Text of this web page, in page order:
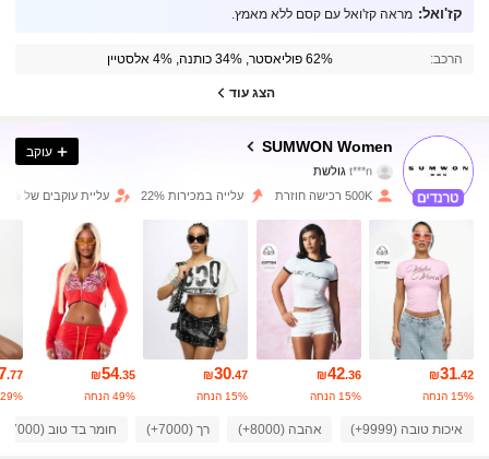
קז'ואל: מראה קז'ואל עם קסם ללא מאמץ.
הרכב: 62% פוליאסטר, 34% כותנה, 4% אלסטיין
הצג עוד
SUMWON Women
t***n גולשת
870K עוקבים
870K עוקבים
870K עוקבים
4.86
עוקב
500K רכישה חוזרת עלייה במכירות 22% עליית עוקבים של 15%
₪31.42
15% הנחה
₪42.36
15% הנחה
₪30.47
15% הנחה
₪54.35
49% הנחה
.77
29% הנחה
איכות טובה (9999+) אהבה (8000+) רך (7000+) חומר בד טוב (7000+)